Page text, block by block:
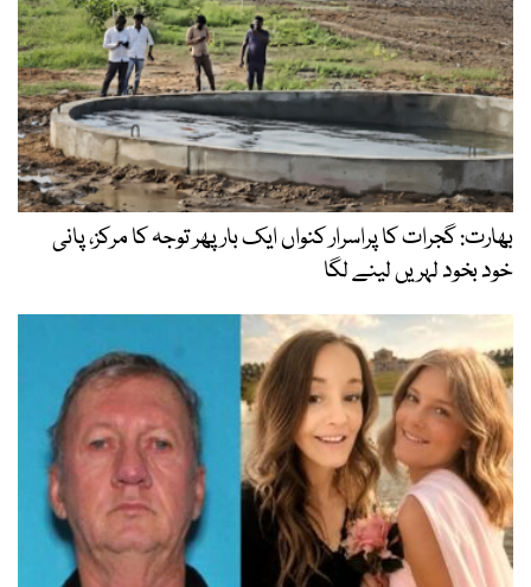
بھارت: گجرات کا پراسرار کنواں ایک بار پھر توجہ کا مرکز، پانی
خود بخود لہریں لینے لگا